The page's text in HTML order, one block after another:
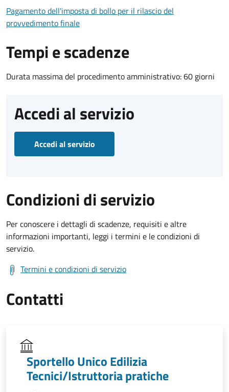
Pagamento dell'imposta di bollo per il rilascio del
provvedimento finale
Tempi e scadenze
Durata massima del procedimento amministrativo: 60 giorni
Accedi al servizio
Accedi al servizio
Condizioni di servizio
Per conoscere i dettagli di scadenze, requisiti e altre
informazioni importanti, leggi i termini e le condizioni di
servizio.
Termini e condizioni di servizio
Contatti
Sportello Unico Edilizia
Tecnici/Istruttoria pratiche